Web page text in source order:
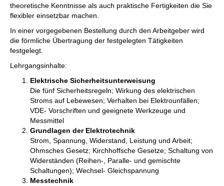
theoretische Kenntnisse als auch praktische Fertigkeiten die Sie
flexibler einsetzbar machen.
In einer vorgegebenen Bestellung durch den Arbeitgeber wird
die förmliche Übertragung der festgelegten Tätigkeiten
festgelegt.
Lehrgangsinhalte:
Elektrische Sicherheitsunterweisung
Die fünf Sicherheitsregeln; Wirkung des elektrischen
Stroms auf Lebewesen; Verhalten bei Elektrounfällen;
VDE- Vorschriften und geeignete Werkzeuge und
Messmittel
Grundlagen der Elektrotechnik
Strom, Spannung, Widerstand, Leistung und Arbeit;
Ohmsches Gesetz; Kirchhoffsche Gesetze; Schaltung von
Widerständen (Reihen-, Paralle- und gemischte
Schaltungen); Wechsel- Gleichspannung
Messtechnik